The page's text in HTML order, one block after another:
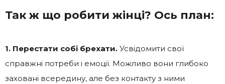
Так ж що робити жінці? Ось план:
1. Перестати собі брехати. Усвідомити свої
справжні потреби і емоції. Можливо вони глибоко
заховані всередину, але без контакту з ними